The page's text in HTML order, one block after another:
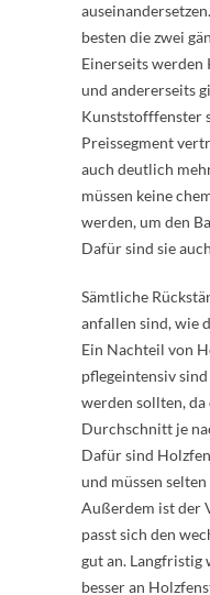
besten die zwei
Einerseits
und andererseits
Kunststofffenster
Preissegment
auch deutlich
müssen keine
werden, um den
Dafür sind sie
Sämtliche
anfallen sind, wie
Ein Nachteil von
pflegeintensiv
werden sollten,
Durchschnitt je
Dafür sind
und müssen
Außerdem ist der
passt sich den
gut an.
besser an